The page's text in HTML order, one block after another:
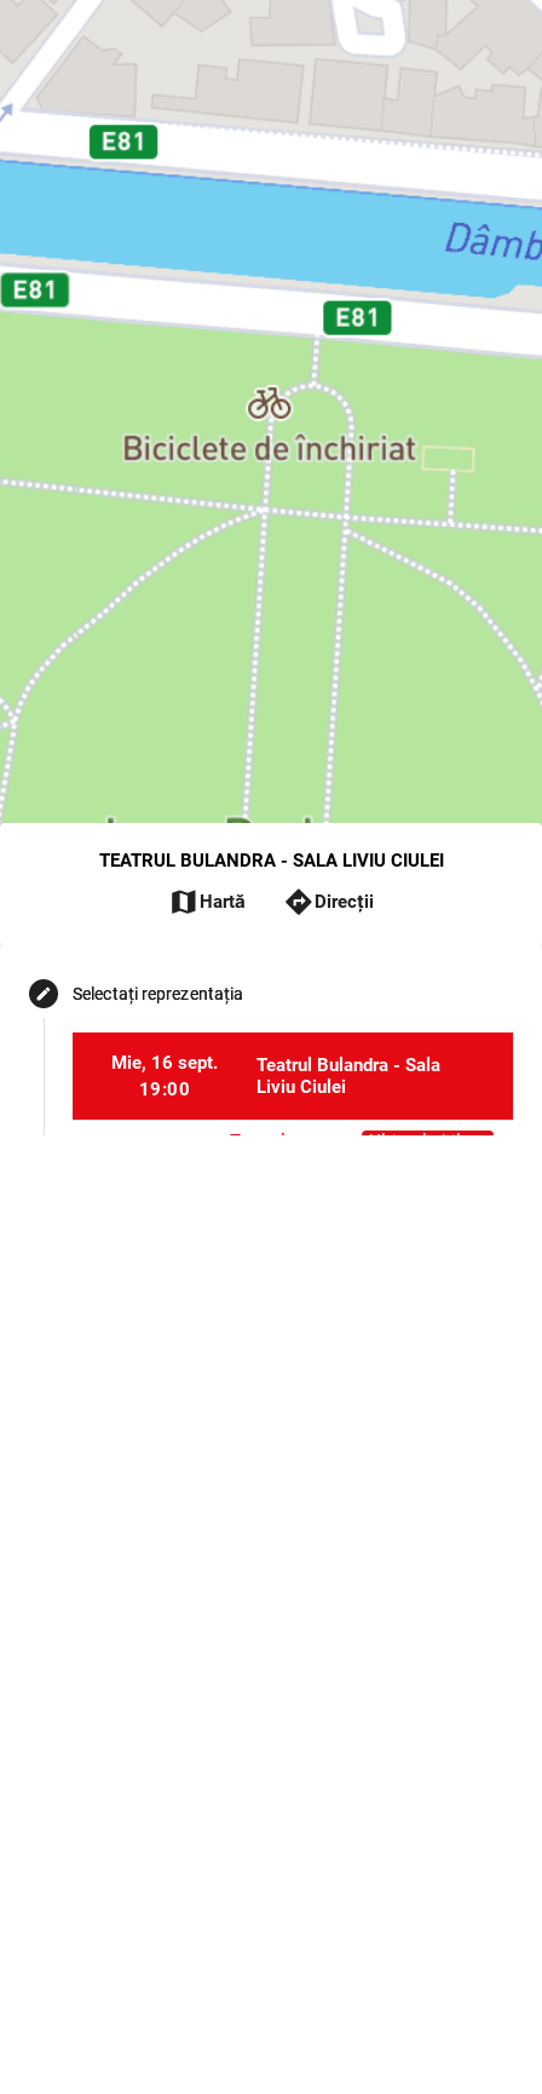
TEATRUL BULANDRA - SALA LIVIU CIULEI
map Hartă directionsDirecții
edit Selectați reprezentația
Mie, 16 sept.
19:00
Teatrul Bulandra - Sala
Liviu Ciulei
Teatrul
Ultimele bilete